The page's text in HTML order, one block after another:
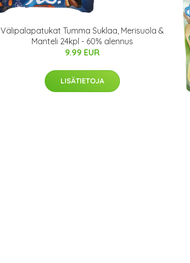
Välipalapatukat Tumma Suklaa, Merisuola &
Manteli 24kpl - 60% alennus
9.99 EUR
LISÄTIETOJA